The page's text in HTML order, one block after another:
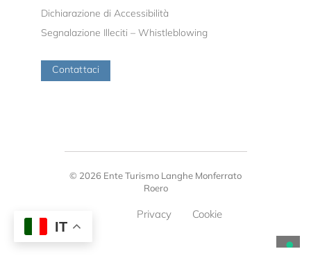
Dichiarazione di Accessibilità
Segnalazione Illeciti – Whistleblowing
Contattaci
© 2026 Ente Turismo Langhe Monferrato
Roero
Privacy Cookie
IT